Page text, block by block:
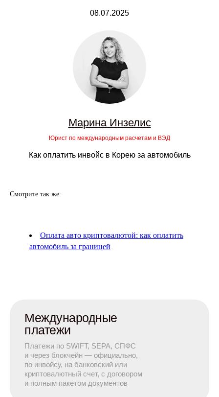
08.07.2025
Марина Инзелис
Юрист по международным расчетам и ВЭД
Как оплатить инвойс в Корею за автомобиль
Смотрите так же:
Оплата авто криптовалютой: как оплатить
автомобиль за границей
Международные
платежи
Платежи по SWIFT, SEPA, СПФС
и через блокчейн — официально,
по инвойсу, на банковский или
криптовалютный счет, с договором
и полным пакетом документов